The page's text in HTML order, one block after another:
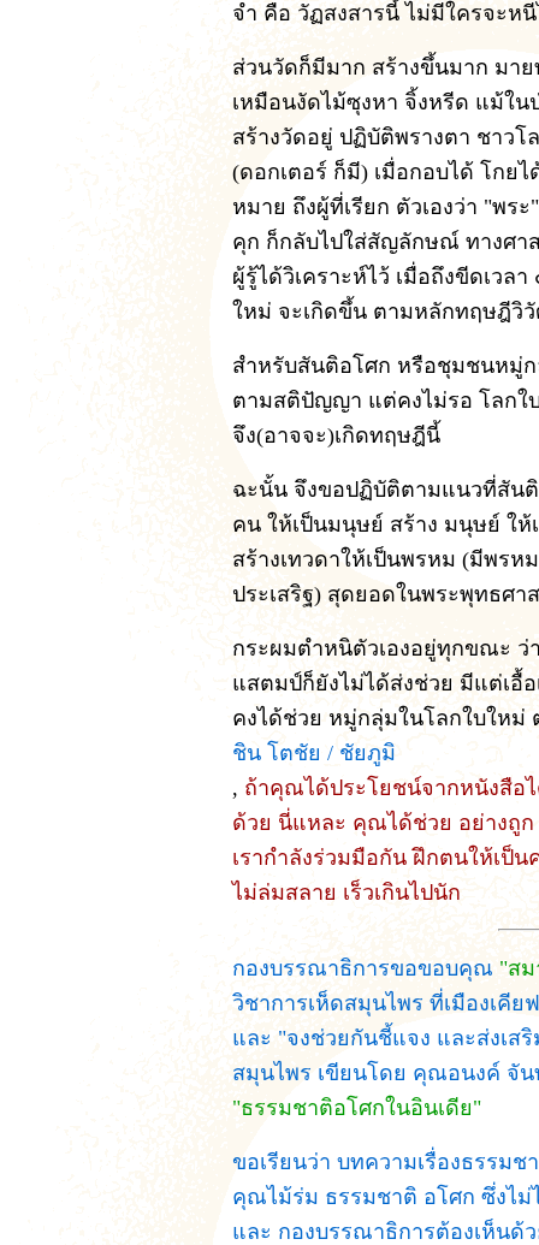
จำ คือ วัฏสงสารนี้ ไม่มีใครจะห
ส่วนวัดก็มีมาก สร้างขึ้นมาก มา
เหมือนงัดไม้ซุงหา จิ้งหรีด แม้ใน
สร้างวัดอยู่ ปฏิบัติพรางตา ชาว
(ดอกเตอร์ ก็มี) เมื่อกอบได้ โกยไ
หมาย ถึงผู้ที่เรียก ตัวเองว่า "พร
คุก ก็กลับไปใส่สัญลักษณ์ ทางศา
ผู้รู้ได้วิเคราะห์ไว้ เมื่อถึงขีดเว
ใหม่ จะเกิดขึ้น ตามหลักทฤษฎีวิ
สำหรับสันติอโศก หรือชุมชนหมู่
ตามสติปัญญา แต่คงไม่รอ โลกใ
จึง(อาจจะ)เกิดทฤษฎีนี้
ฉะนั้น จึงขอปฏิบัติตามแนวที่สันติ
คน ให้เป็นมนุษย์ สร้าง มนุษย์ ให้
สร้างเทวดาให้เป็นพรหม (มีพรห
ประเสริฐ) สุดยอดในพระพุทธศา
กระผมตำหนิตัวเองอยู่ทุกขณะ ว่
แสตมป์ก็ยังไม่ได้ส่งช่วย มีแต่เอื้
คงได้ช่วย หมู่กลุ่มในโลกใบให
ชิน โตชัย / ชัยภูมิ
, ถ้าคุณได้ประโยชน์จากหนังสือ
ด้วย นี่แหละ คุณได้ช่วย อย่างถูก
เรากำลังร่วมมือกัน ฝึกตนให้เป็
ไม่ล่มสลาย เร็วเกินไปนัก
กองบรรณาธิการขอขอบคุณ "ส
วิชาการเห็ดสมุนไพร ที่เมืองเคี
และ "จงช่วยกันชี้แจง และส่งเส
สมุนไพร เขียนโดย คุณอนงค์ จัน
"ธรรมชาติอโศกในอินเดีย"
ขอเรียนว่า บทความเรื่องธรรม
คุณไม้ร่ม ธรรมชาติ อโศก ซึ่งไม่
และ กองบรรณาธิการต้องเห็นด้